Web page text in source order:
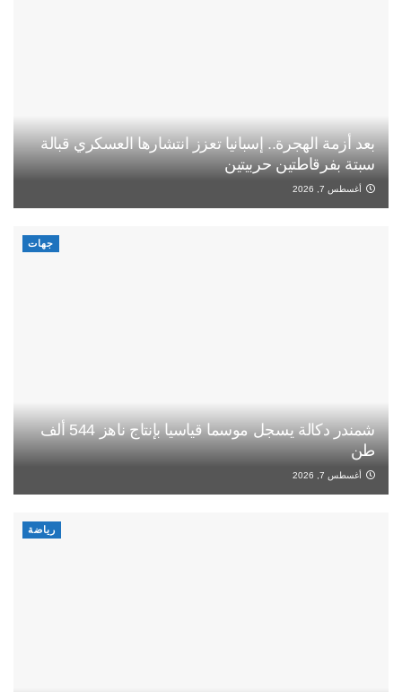
بعد أزمة الهجرة.. إسبانيا تعزز انتشارها العسكري قبالة
سبتة بفرقاطتين حربيتين
أغسطس 7, 2026
جهات
شمندر دكالة يسجل موسما قياسيا بإنتاج ناهز 544 ألف
طن
أغسطس 7, 2026
رياضة